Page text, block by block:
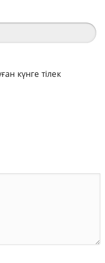
күнге тілек